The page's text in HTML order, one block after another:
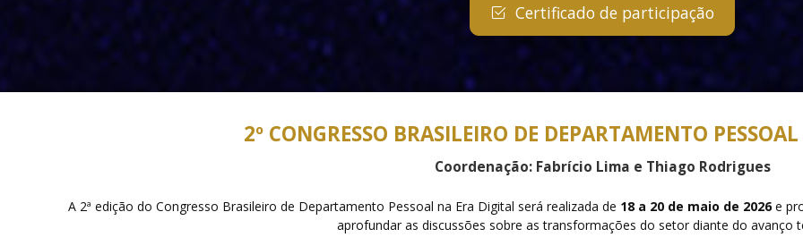
Certificado de participação
2º CONGRESSO BRASILEIRO DE DEPARTAMENTO
Coordenação: Fabrício Lima e Thiago Rodrigues
A 2ª edição do Congresso Brasileiro de Departamento Pessoal na Era Digital será realizada de 18 a 20 de maio de 2026e
aprofundar as discussões sobre as transformações do setor diante do avanço